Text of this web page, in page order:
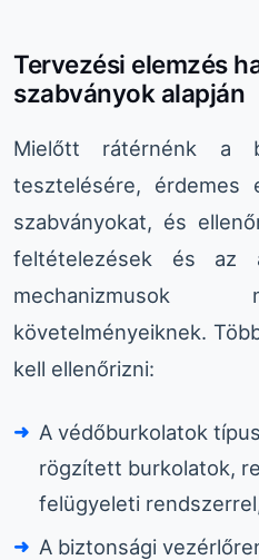
Tervezési elemzés
szabványok alapján
Mielőtt rátérnénk a
tesztelésére, érdemes
szabványokat, és
feltételezések és az
mechanizmusok
követelményeiknek.
kell ellenőrizni:
A védőburkolatok
rögzített burkolatok,
felügyeleti
A biztonsági